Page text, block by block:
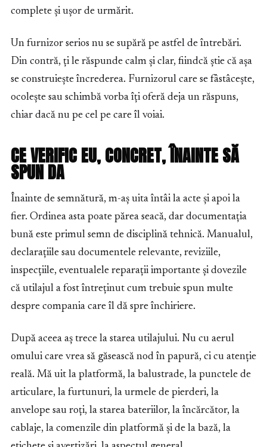
complete și ușor de urmărit.
Un furnizor serios nu se supără pe astfel de întrebări.
Din contră, ți le răspunde calm și clar, fiindcă știe că așa
se construiește încrederea. Furnizorul care se fâstâcește,
ocolește sau schimbă vorba îți oferă deja un răspuns,
chiar dacă nu pe cel pe care îl voiai.
CE VERIFIC EU, CONCRET, ÎNAINTE SĂ
SPUN DA
Înainte de semnătură, m-aș uita întâi la acte și apoi la
fier. Ordinea asta poate părea seacă, dar documentația
bună este primul semn de disciplină tehnică. Manualul,
declarațiile sau documentele relevante, reviziile,
inspecțiile, eventualele reparații importante și dovezile
că utilajul a fost întreținut cum trebuie spun multe
despre compania care îl dă spre închiriere.
După aceea aș trece la starea utilajului. Nu cu aerul
omului care vrea să găsească nod în papură, ci cu atenție
reală. Mă uit la platformă, la balustrade, la punctele de
articulare, la furtunuri, la urmele de pierderi, la
anvelope sau roți, la starea bateriilor, la încărcător, la
cablaje, la comenzile din platformă și de la bază, la